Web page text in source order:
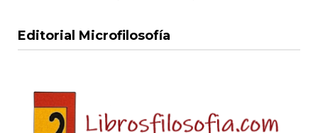
Editorial Microfilosofía